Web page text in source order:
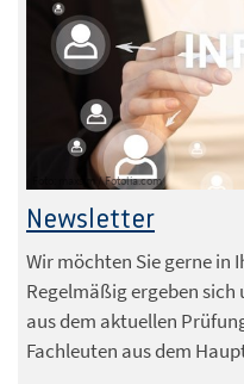
Foto: maxsim / Fotolia.com
Newsletter
Wir möchten Sie gerne in
Regelmäßig ergeben
aus dem aktuellen
Fachleuten aus dem